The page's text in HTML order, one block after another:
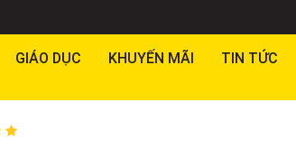
GIÁO DỤC KHUYẾN MÃI TIN TỨC